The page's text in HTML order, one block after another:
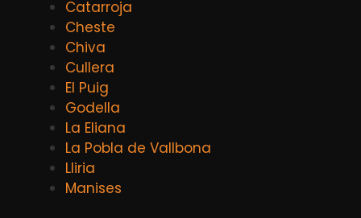
Catarroja
Cheste
Chiva
Cullera
El Puig
Godella
La Eliana
La Pobla de Vallbona
Lliria
Manises